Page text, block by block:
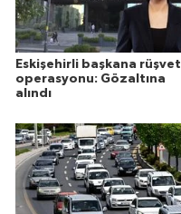
Eskişehirli başkana rüşvet
operasyonu: Gözaltına
alındı